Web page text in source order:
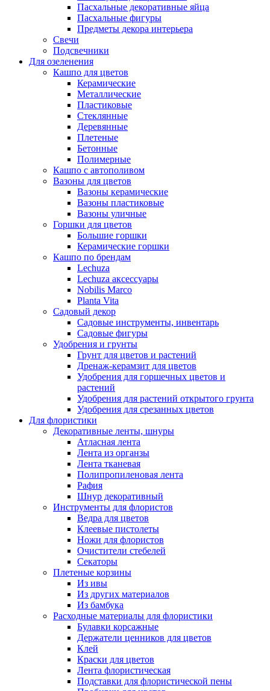
Пасхальные декоративные яйца
Пасхальные фигуры
Предметы декора интерьера
Свечи
Подсвечники
Для озеленения
Кашпо для цветов
Керамические
Металлические
Пластиковые
Стеклянные
Деревянные
Плетеные
Бетонные
Полимерные
Кашпо с автополивом
Вазоны для цветов
Вазоны керамические
Вазоны пластиковые
Вазоны уличные
Горшки для цветов
Большие горшки
Керамические горшки
Кашпо по брендам
Lechuza
Lechuza аксессуары
Nobilis Marco
Planta Vita
Садовый декор
Садовые инструменты, инвентарь
Садовые фигуры
Удобрения и грунты
Грунт для цветов и растений
Дренаж-керамзит для цветов
Удобрения для горшечных цветов и
растений
Удобрения для растений открытого грунта
Удобрения для срезанных цветов
Для флористики
Декоративные ленты, шнуры
Атласная лента
Лента из органзы
Лента тканевая
Полипропиленовая лента
Рафия
Шнур декоративный
Инструменты для флористов
Ведра для цветов
Клеевые пистолеты
Ножи для флористов
Очистители стебелей
Секаторы
Плетеные корзины
Из ивы
Из других материалов
Из бамбука
Расходные материалы для флористики
Булавки корсажные
Держатели ценников для цветов
Клей
Краски для цветов
Лента флористическая
Подставки для флористической пены